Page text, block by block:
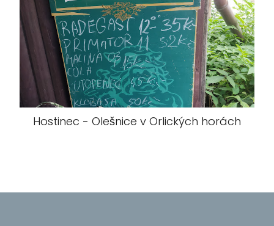
Hostinec - Olešnice v Orlických horách